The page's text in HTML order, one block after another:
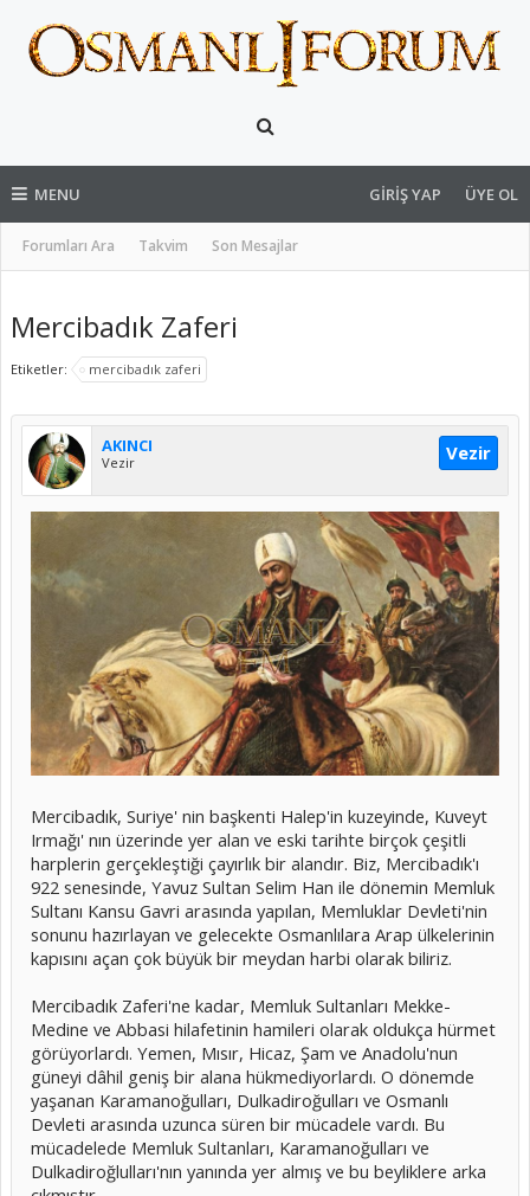
MENU
Forumları Ara Takvim Son Mesajlar
GIRIŞ YAP ÜYE OL
Mercibadık Zaferi
Etiketler: mercibadık zaferi
AKINCI
Vezir Vezir
Mercibadık, Suriye' nin başkenti Halep'in kuzeyinde, Kuveyt
Irmağı' nın üzerinde yer alan ve eski tarihte birçok çeşitli
harplerin gerçekleştiği çayırlık bir alandır. Biz, Mercibadık'ı
922 senesinde, Yavuz Sultan Selim Han ile dönemin Memluk
Sultanı Kansu Gavri arasında yapılan, Memluklar Devleti'nin
sonunu hazırlayan ve gelecekte Osmanlılara Arap ülkelerinin
kapısını açan çok büyük bir meydan harbi olarak biliriz.
Mercibadık Zaferi'ne kadar, Memluk Sultanları Mekke-
Medine ve Abbasi hilafetinin hamileri olarak oldukça hürmet
görüyorlardı. Yemen, Mısır, Hicaz, Şam ve Anadolu'nun
güneyi dâhil geniş bir alana hükmediyorlardı. O dönemde
yaşanan Karamanoğulları, Dulkadiroğulları ve Osmanlı
Devleti arasında uzunca süren bir mücadele vardı. Bu
mücadelede Memluk Sultanları, Karamanoğulları ve
Dulkadiroğlulları'nın yanında yer almış ve bu beyliklere arka